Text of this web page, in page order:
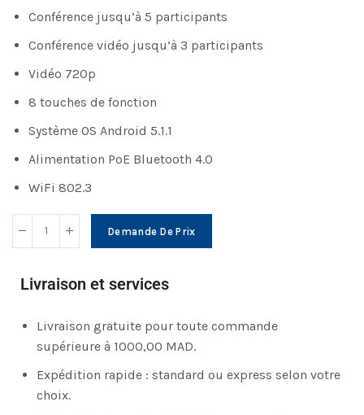
Conférence jusqu’à 5 participants
Conférence vidéo jusqu’à 3 participants
Vidéo 720p
8 touches de fonction
Système OS Android 5.1.1
Alimentation PoE Bluetooth 4.0
WiFi 802.3
Demande De Prix
Livraison et services
Livraison gratuite pour toute commande
supérieure à 1000,00 MAD.
Expédition rapide : standard ou express selon votre
choix.